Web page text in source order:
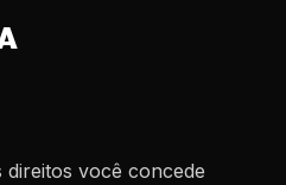
direitos você concede